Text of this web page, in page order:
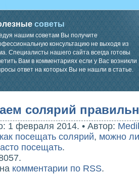
советы
нашим советам Вы получите
консультацию не выходя из
Специалисты нашего сайта всегда готовы
Вам в комментариях если у Вас возникли
ответ на которых Вы не нашли в статье.
солярий
1 февраля 2014. • Автор:
как посещать солярий, можно
посещать.
комментарии по RSS.